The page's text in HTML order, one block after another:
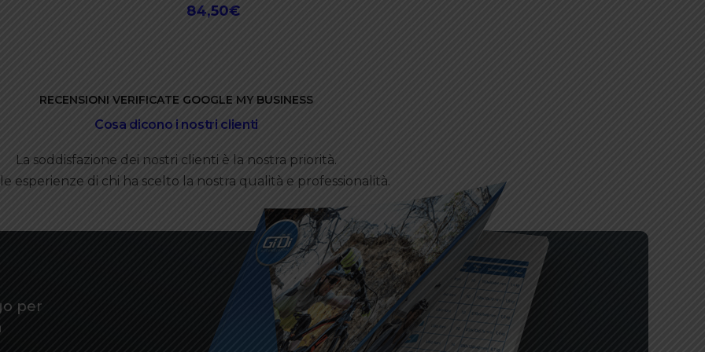
84,50€
RECENSIONI VERIFICATE GOOGLE MY BUSINESS
Cosa dicono i nostri clienti
La soddisfazione dei nostri clienti è la nostra priorità.
esperienze di chi ha scelto la nostra qualità e professionalità.
per